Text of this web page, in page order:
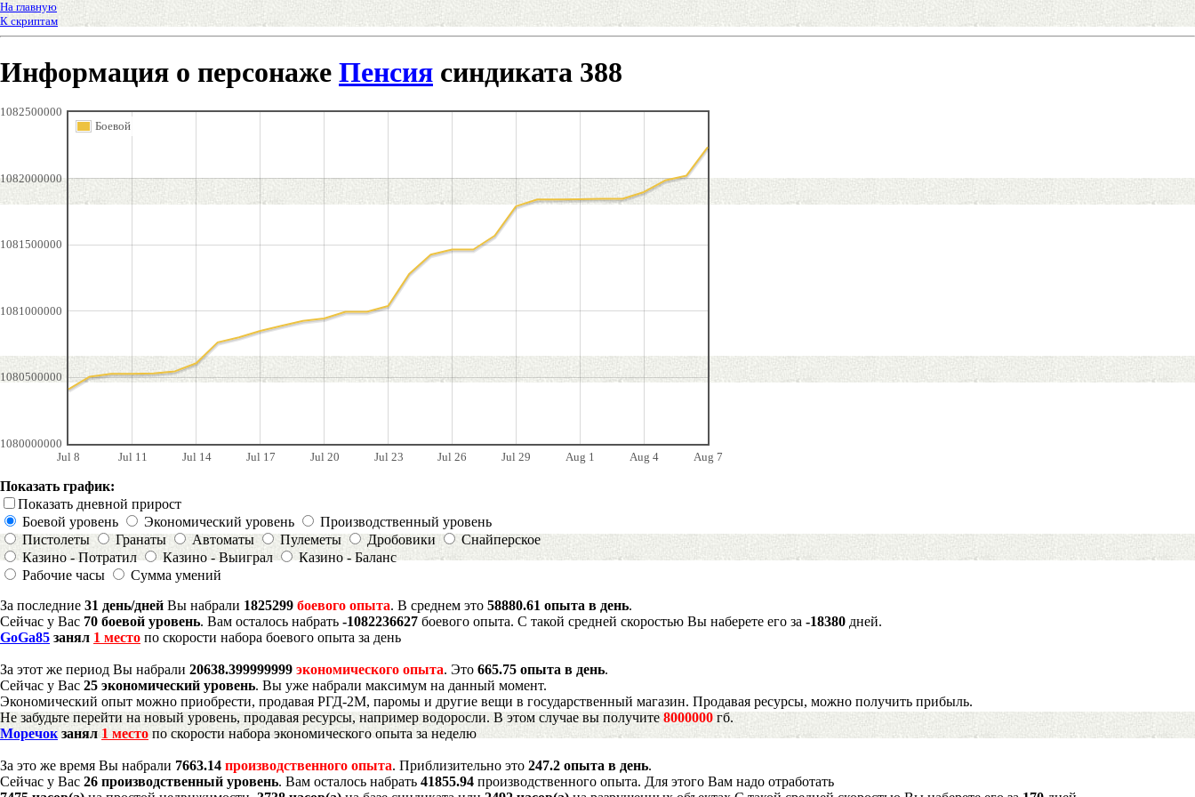
На главную
К скриптам
Информация о персонаже Пенсия синдиката 388
Jul 8 Jul 11 Jul 14 Jul 17 Jul 20 Jul 23 Jul 26 Jul 29 Aug 1 Aug 4 Aug 7
1080000000
1080500000
1081000000
1081500000
1082000000
1082500000
Боевой
Показать график:
Показать дневной прирост
Боевой уровень
Экономический уровень
Производственный уровень
Пистолеты
Гранаты Автоматы Пулеметы Дробовики
Снайперское
Казино - Потратил
Казино - Выиграл
Казино - Баланс
Рабочие часы
Сумма умений
За последние 31 день/дней Вы набрали 1825299 боевого опыта. В среднем это 58880.61 опыта в день.
Сейчас у Вас 70 боевой уровень. Вам осталось набрать -1082236627 боевого опыта. С такой средней скоростью Вы наберете его за -18380 дней.
GoGa85 занял 1 место по скорости набора боевого опыта за день
За этот же период Вы набрали 20638.399999999 экономического опыта. Это 665.75 опыта в день.
Сейчас у Вас 25 экономический уровень. Вы уже набрали максимум на данный момент.
Экономический опыт можно приобрести, продавая РГД-2М, паромы и другие вещи в государственный магазин. Продавая ресурсы, можно получить прибыль.
Не забудьте перейти на новый уровень, продавая ресурсы, например водоросли. В этом случае вы получите 8000000 гб.
Моречок занял 1 место по скорости набора экономического опыта за неделю
За это же время Вы набрали 7663.14 производственного опыта. Приблизительно это 247.2 опыта в день.
Сейчас у Вас 26 производственный уровень. Вам осталось набрать 41855.94 производственного опыта. Для этого Вам надо отработать